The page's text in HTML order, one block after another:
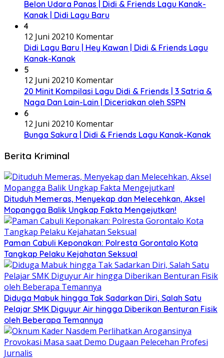
Belon Udara Panas | Didi & Friends Lagu Kanak-
Kanak | Didi Lagu Baru
4
12 Juni 20210 Komentar
Didi Lagu Baru | Hey Kawan | Didi & Friends Lagu
Kanak-Kanak
5
12 Juni 20210 Komentar
20 Minit Kompilasi Lagu Didi & Friends | 3 Satria &
Naga Dan Lain-Lain | Diceriakan oleh SSPN
6
12 Juni 20210 Komentar
Bunga Sakura | Didi & Friends Lagu Kanak-Kanak
Berita Kriminal
Dituduh Memeras, Menyekap dan Melecehkan, Aksel
Mopangga Balik Ungkap Fakta Mengejutkan!
Paman Cabuli Keponakan: Polresta Gorontalo Kota
Tangkap Pelaku Kejahatan Seksual
Diduga Mabuk hingga Tak Sadarkan Diri, Salah Satu
Pelajar SMK Diguyur Air hingga Diberikan Benturan Fisik
oleh Beberapa Temannya